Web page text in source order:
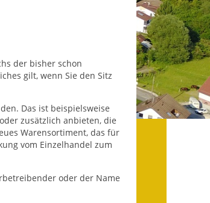
und
wussten!
Wagner-Werkstatt
der bisher schon
gilt, wenn Sie den Sitz
Das ist beispielsweise
zusätzlich anbieten, die
Warensortiment, das für
vom Einzelhandel zum
oder der Name